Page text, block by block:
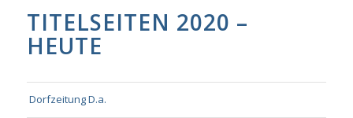
TITELSEITEN 2020 –
HEUTE
Dorfzeitung D.a.